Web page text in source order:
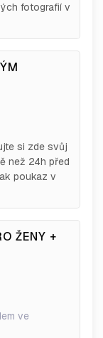
fotografií v
si zde svůj
než 24h před
poukaz v
ŽENY +
ve